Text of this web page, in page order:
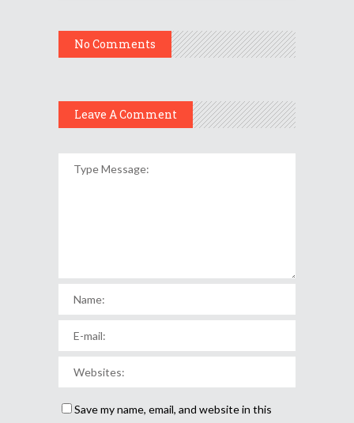
No Comments
Leave A Comment
Save my name, email, and website in this